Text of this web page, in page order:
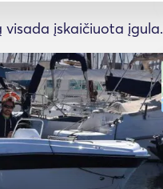
visada įskaičiuota įgula.